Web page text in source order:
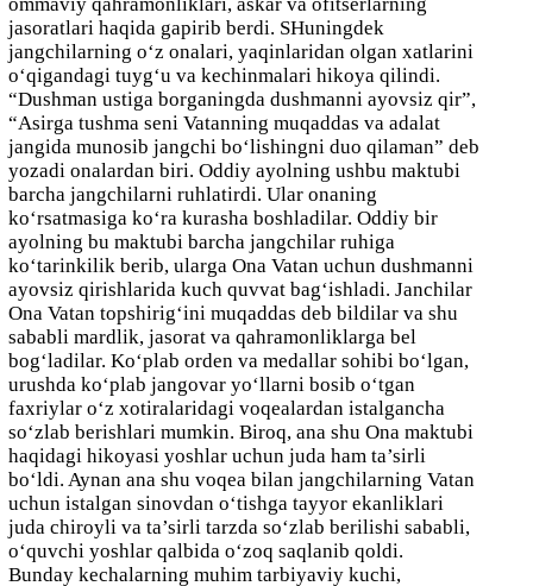
jasoratlari haqida gapirib berdi. SHuningdek
jangchilarning o‘z onalari, yaqinlaridan olgan xatlarini
o‘qigandagi tuyg‘u va kechinmalari hikoya qilindi.
“Dushman ustiga borganingda dushmanni ayovsiz qir”,
“Asirga tushma seni Vatanning muqaddas va adalat
jangida munosib jangchi bo‘lishingni duo qilaman” deb
yozadi onalardan biri. Oddiy ayolning ushbu maktubi
barcha jangchilarni ruhlatirdi. Ular onaning
ko‘rsatmasiga ko‘ra kurasha boshladilar. Oddiy bir
ayolning bu maktubi barcha jangchilar ruhiga
ko‘tarinkilik berib, ularga Ona Vatan uchun dushmanni
ayovsiz qirishlarida kuch quvvat bag‘ishladi. Janchilar
Ona Vatan topshirig‘ini muqaddas deb bildilar va shu
sababli mardlik, jasorat va qahramonliklarga bel
bog‘ladilar. Ko‘plab orden va medallar sohibi bo‘lgan,
urushda ko‘plab jangovar yo‘llarni bosib o‘tgan
faxriylar o‘z xotiralaridagi voqealardan istalgancha
so‘zlab berishlari mumkin. Biroq, ana shu Ona maktubi
haqidagi hikoyasi yoshlar uchun juda ham ta’sirli
bo‘ldi. Aynan ana shu voqea bilan jangchilarning Vatan
uchun istalgan sinovdan o‘tishga tayyor ekanliklari
juda chiroyli va ta’sirli tarzda so‘zlab berilishi sababli,
o‘quvchi yoshlar qalbida o‘zoq saqlanib qoldi.
Bunday kechalarning muhim tarbiyaviy kuchi,